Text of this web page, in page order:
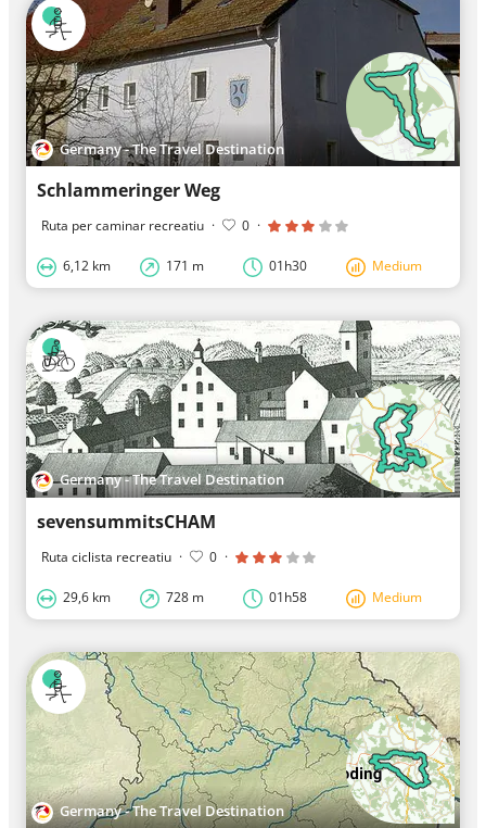
Germany - The Travel Destination
Schlammeringer Weg
Ruta per caminar recreatiu · 0 ·
6,12 km 171 m 01h30 Medium
Germany - The Travel Destination
sevensummitsCHAM
Ruta ciclista recreatiu · 0 ·
29,6 km 728 m 01h58 Medium
Germany - The Travel Destination